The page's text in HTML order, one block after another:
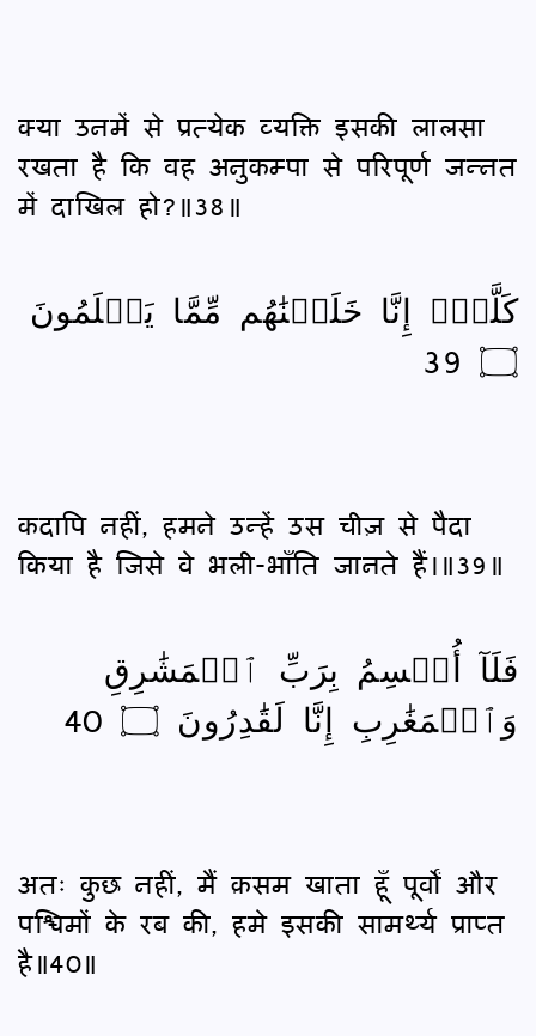
क्या उनमें से प्रत्येक व्यक्ति इसकी लालसा
रखता है कि वह अनुकम्पा से परिपूर्ण जन्‍नत
में दाखिल हो?॥38॥
كَلَّآۖ إِنَّا خَلَقۡنَٰهُم مِّمَّا يَعۡلَمُونَ
۝ 39
कदापि नहीं, हमने उन्हें उस चीज़ से पैदा
किया है जिसे वे भली-भाँति जानते हैं।॥39॥
فَلَآ أُقۡسِمُ بِرَبِّ ٱلۡمَشَٰرِقِ
وَٱلۡمَغَٰرِبِ إِنَّا لَقَٰدِرُونَ ۝ 40
अतः कुछ नहीं, मैं क़सम खाता हूँ पूर्वों और
पश्चिमों के रब की, हमे इसकी सामर्थ्य प्राप्‍त
है॥40॥